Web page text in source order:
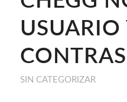
USUARIO
SIN CATEGORIZAR